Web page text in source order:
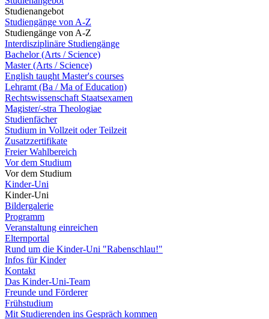
Studienangebot
Studiengänge von A-Z
Studiengänge von A-Z
Interdisziplinäre Studiengänge
Bachelor (Arts / Science)
Master (Arts / Science)
English taught Master's courses
Lehramt (Ba / Ma of Education)
Rechtswissenschaft Staatsexamen
Magister/-stra Theologiae
Studienfächer
Studium in Vollzeit oder Teilzeit
Zusatzzertifikate
Freier Wahlbereich
Vor dem Studium
Vor dem Studium
Kinder-Uni
Kinder-Uni
Bildergalerie
Programm
Veranstaltung einreichen
Elternportal
Rund um die Kinder-Uni "Rabenschlau!"
Infos für Kinder
Kontakt
Das Kinder-Uni-Team
Freunde und Förderer
Frühstudium
Mit Studierenden ins Gespräch kommen